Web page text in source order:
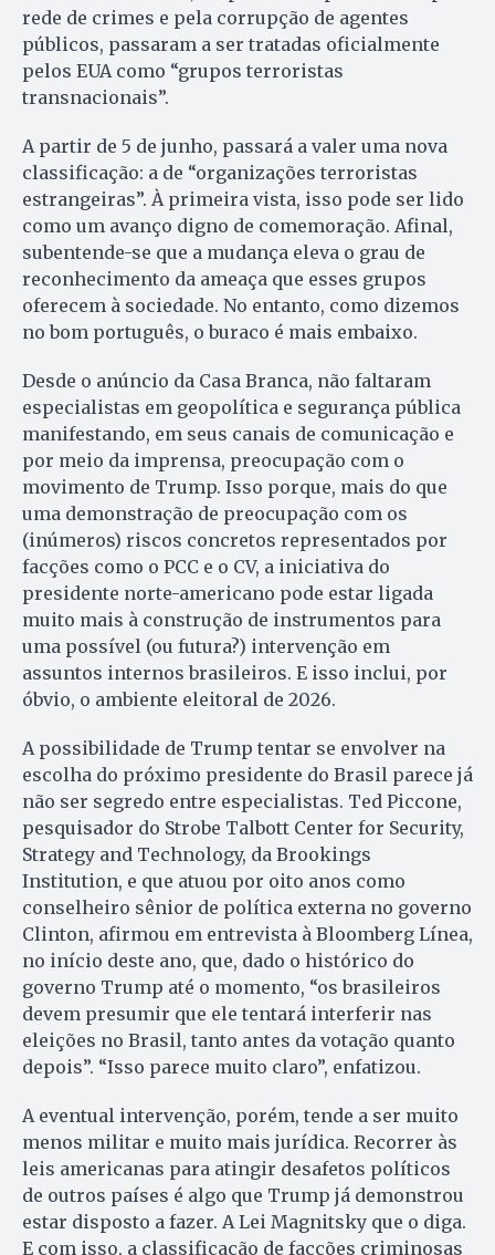
rede de crimes e pela corrupção de agentes
públicos, passaram a ser tratadas oficialmente
pelos EUA como “grupos terroristas
transnacionais”.
A partir de 5 de junho, passará a valer uma nova
classificação: a de “organizações terroristas
estrangeiras”. À primeira vista, isso pode ser lido
como um avanço digno de comemoração. Afinal,
subentende-se que a mudança eleva o grau de
reconhecimento da ameaça que esses grupos
oferecem à sociedade. No entanto, como dizemos
no bom português, o buraco é mais embaixo.
Desde o anúncio da Casa Branca, não faltaram
especialistas em geopolítica e segurança pública
manifestando, em seus canais de comunicação e
por meio da imprensa, preocupação com o
movimento de Trump. Isso porque, mais do que
uma demonstração de preocupação com os
(inúmeros) riscos concretos representados por
facções como o PCC e o CV, a iniciativa do
presidente norte-americano pode estar ligada
muito mais à construção de instrumentos para
uma possível (ou futura?) intervenção em
assuntos internos brasileiros. E isso inclui, por
óbvio, o ambiente eleitoral de 2026.
A possibilidade de Trump tentar se envolver na
escolha do próximo presidente do Brasil parece já
não ser segredo entre especialistas. Ted Piccone,
pesquisador do Strobe Talbott Center for Security,
Strategy and Technology, da Brookings
Institution, e que atuou por oito anos como
conselheiro sênior de política externa no governo
Clinton, afirmou em entrevista à Bloomberg Línea,
no início deste ano, que, dado o histórico do
governo Trump até o momento, “os brasileiros
devem presumir que ele tentará interferir nas
eleições no Brasil, tanto antes da votação quanto
depois”. “Isso parece muito claro”, enfatizou.
A eventual intervenção, porém, tende a ser muito
menos militar e muito mais jurídica. Recorrer às
leis americanas para atingir desafetos políticos
de outros países é algo que Trump já demonstrou
estar disposto a fazer. A Lei Magnitsky que o diga.
E com isso, a classificação de facções criminosas